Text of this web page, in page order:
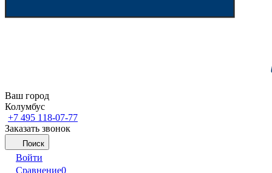
Ваш город
Колумбус
+7 495 118-07-77
Заказать звонок
Поиск
Войти
Сравнение0